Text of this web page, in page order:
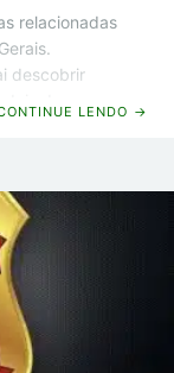
relacionadas
descobrir
de
São eles:
LENDO →